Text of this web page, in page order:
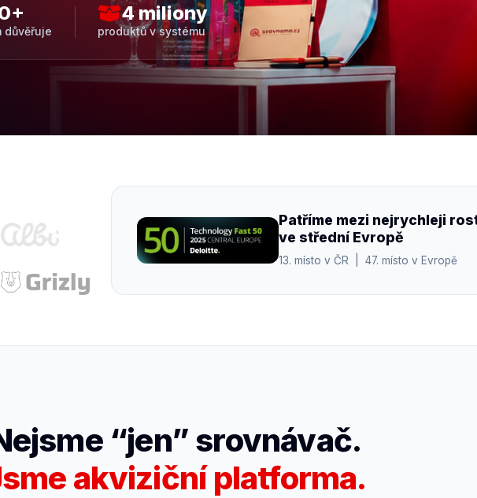
důvěřuje
4 miliony
produktů v systému
Patříme mezi nejrychleji
ve střední Evropě
13. místo v ČR | 47. místo v Evropě
“jen” srovnávač.
akviziční platforma.